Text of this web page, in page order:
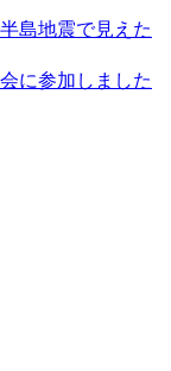
島地震で見えた
に参加しました